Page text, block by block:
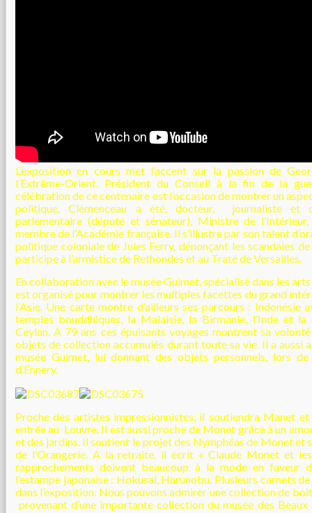
L’exposition en cours met l’accent sur la passion de
l’Extrême-Orient. Président du Conseil à la fin de la
célébration de ce centenaire est l’occasion de montrer un
politique. Clémenceau a été, docteur, journaliste et
parlementaire (député et sénateur), Ministre de
membre de l’Académie française. Il s’illustre par son talent
politique coloniale de Jules Ferry, dénonçant les scandales
participe à l’armistice de Rethondes et au Traté de Versailles.
En collaboration avec le musée Guimet, spécialisé dans les
est organisé pour montrer les multiples facettes du grand
l’Asie. Une carte montre d’ailleurs ses parcours : Indonésie
temples bouddhiques, la Malaisie, la Birmanie, l’Inde et la
Ceylan. A 79 ans ces épuisants voyages montrent sa
objets de collection accumulés durant toute sa vie. Il a aussi
musée Guimet, lui donnant des objets personnels, lors
d’Ennery.
Proche des artistes impressionnistes, il soutiendra Manet
entrée au Louvre. Il est aussi proche de Monet grâce à un
et des jardins. Il soutient le projet des Nymphéas de Monet et
de l’Orangerie. A la retraite, il écrit « Claude Monet et
rapprochements doivent beaucoup à la mode en faveur
l’estampe japonaise : Hokusai, Harunobu. Plusieurs carnets
dans l’exposition. Nous pouvons admirer une collection de
provenant d’une importante collection du musée des